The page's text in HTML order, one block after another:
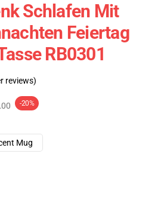
Schlafen Mit
Feiertag
RB0301
reviews)
-20%
Mug